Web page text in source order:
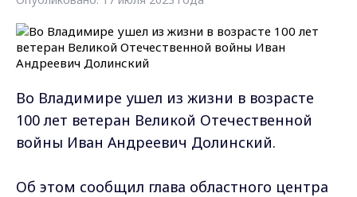
Во Владимире ушел из жизни в возрасте
100 лет ветеран Великой Отечественной
войны Иван Андреевич Долинский.
Об этом сообщил глава областного центра